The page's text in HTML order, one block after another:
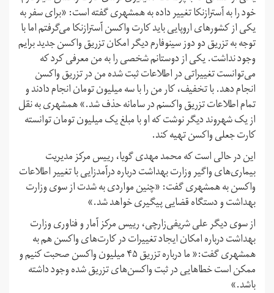
خود را به آسترازنکا تغییر داده به همشهری گفته است: «برای سفر به
یکی از کشورهای اروپایی باید کارت واکسن آسترازنکا می‌گرفتم اما با
توجه به تزریق دو دوز سینوفارم دیگر امکان تزریق واکسن جدید برایم
وجود نداشت. یکی از دوستانم شخصی را به من معرفی کرد که
می‌توانست تغییراتی در اطلاعات ثبت شده من در تزریق واکسن
انجام دهد. با تخفیف، کار من را با سه میلیون تومان انجام دادند و
تمام اطلاعات تزریق واکسنم در سامانه حذف شد.» همشهری به نقل
از یک شهروند دیگر نوشت که او با مبلغ یک میلیون تومان توانسته
کارت جعلی واکسن تهیه کند.
این در حالی است که محمد مهدی گویا، رییس مرکز مدیریت
بیماری‌های واگیر وزارت بهداشت درباره درآمدزایی با تغییر اطلاعات
واکسن به همشهری گفت: «چنین مواردی به شدت از سوی وزارت
بهداشت و دستگاه قضایی پیگیری خواهد شد.»
از سوی دیگر علی شریفی‌زارچی، رییس مرکز آمار و فناوری وزارت
بهداشت درباره امکان ایجاد تغییرات در کارت‌های واکسن هم به
همشهری گفت:« ما درباره تزریق ۴۵ میلیون واکسن صحبت کنیم و
ممکن است خطاهایی در ثبت واکسن‌های تزریق شده وجود داشته
باشد.»